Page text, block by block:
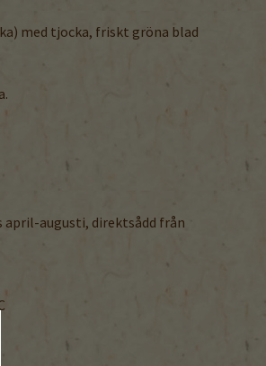
med tjocka, friskt gröna blad
april-augusti, direktsådd från